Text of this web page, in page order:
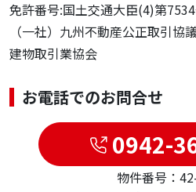
免許番号:国土交通大臣(4)第
（一社）九州不動産公正取引協
建物取引業協会
お電話でのお問合せ
0942-
物件番号：